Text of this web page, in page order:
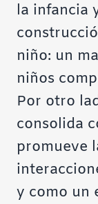
la infancia
niño: un
niños
Por otro
consolida
promueve
y como un